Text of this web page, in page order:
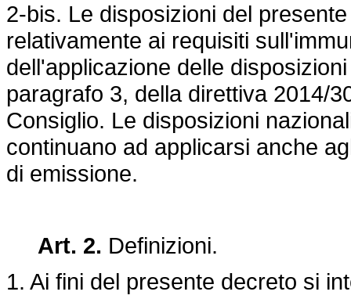
2-bis. Le disposizioni del
relativamente ai requisiti
dell'applicazione delle
paragrafo 3, della direttiva 2014/
Consiglio. Le disposizioni
continuano ad applicarsi anche
di emissione.
Art. 2. Definizioni.
1. Ai fini del presente decreto si